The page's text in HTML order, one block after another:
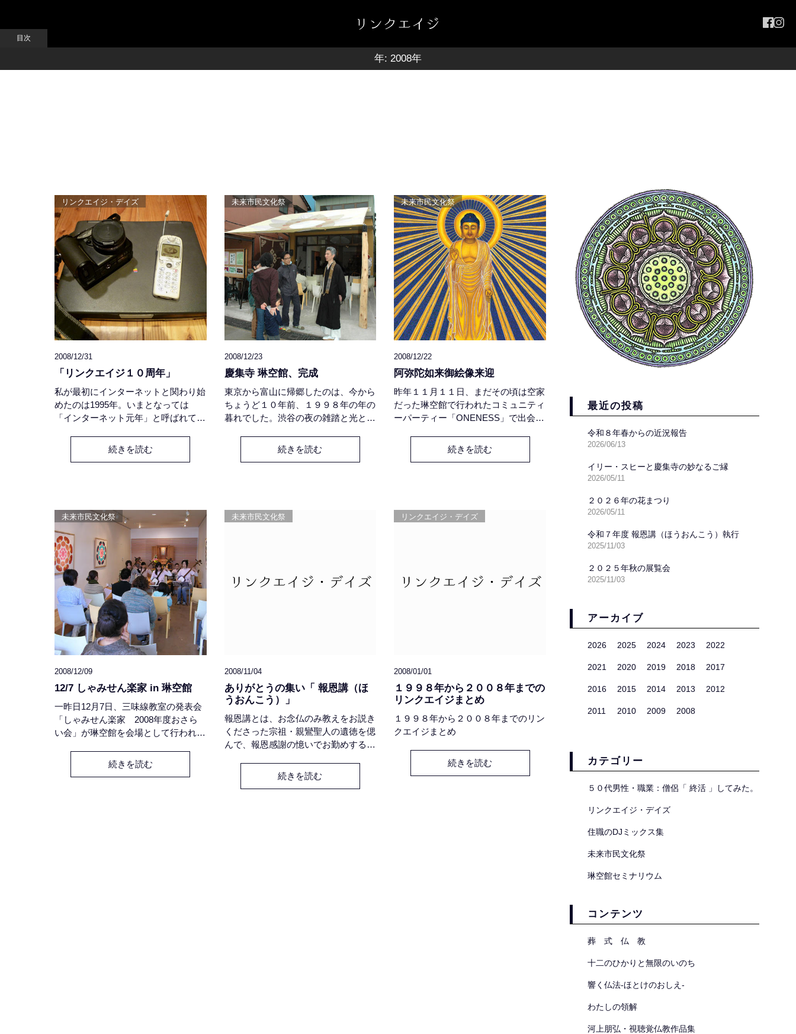
年: 2008年
リンクエイジ・デイズ
2008/12/31
「リンクエイジ１０周年」
私が最初にインターネットと関わり始
めたのは1995年。いまとなっては
「インターネット元年」と呼ばれてい
社でCD-ROMの制作の仕事をしてい
たところ「これからはインターネット
関わることとなったのが、最初の始ま
りだったのです。その会社を辞めて
「リンクエイジ」を立ち上げたのが、
19
続きを読む
未来市民文化祭
2008/12/23
慶集寺 琳空館、完成
東京から富山に帰郷したのは、今から
ちょうど１０年前、１９９８年の年の
暮れでした。渋谷の夜の雑踏と光と音
瀬の夜の景色はあまりにも寒々とし
て、異国の場末の町に来たかのよう
の新居は、古びれた木造建築が軒を並
べる「岩瀬大町通り」に重いシャッタ
続きを読む
未来市民文化祭
2008/12/22
阿弥陀如来御絵像来迎
昨年１１月１１日、まだその頃は空家
だった琳空館で行われたコミュニティ
ーパーティー「ONENESS」で出会っ
貴子さんでした。サイケデリックな細
密画や、曼荼羅、仏画などを数多く描
縁に自らの信仰の対象である「阿弥陀
如来」についてお話させていただいた
続きを読む
未来市民文化祭
2008/12/09
12/7 しゃみせん楽家 in 琳空館
一昨日12月7日、三味線教室の発表会
「しゃみせん楽家 2008年度おさら
い会」が琳空館を会場として行われま
中、岩瀬大町通りに三味線の音色が響
くのは、気持ちがすーっとするよう
続きを読む
未来市民文化祭
2008/11/04
ありがとうの集い「 報恩講（ほ
うおんこう）」
報恩講とは、お念仏のみ教えをお説き
くださった宗祖・親鸞聖人の遺徳を偲
んで、報恩感謝の憶いでお勤めする浄
っと広くその意味と心を解釈するなら
「南無阿弥陀仏 感謝祭」なのだと思
続きを読む
リンクエイジ・デイズ
2008/01/01
１９９８年から２００８年までの
リンクエイジまとめ
１９９８年から２００８年までのリン
クエイジまとめ
続きを読む
最近の投稿
令和８年春からの近況報告
2026/06/13
イリー・スヒーと慶集寺の妙なるご縁
2026/05/11
２０２６年の花まつり
2026/05/11
令和７年度 報恩講（ほうおんこう）執行
2025/11/03
２０２５年秋の展覧会
2025/11/03
アーカイブ
2026 2025 2024 2023 2022
2021 2020 2019 2018 2017
2016 2015 2014 2013 2012
2011 2010 2009 2008
カテゴリー
５０代男性・職業：僧侶「 終活 」してみた。
リンクエイジ・デイズ
住職のDJミックス集
未来市民文化祭
琳空館セミナリウム
コンテンツ
葬 式 仏 教
十二のひかりと無限のいのち
響く仏法-ほとけのおしえ-
わたしの領解
河上朋弘・視聴覚仏教作品集